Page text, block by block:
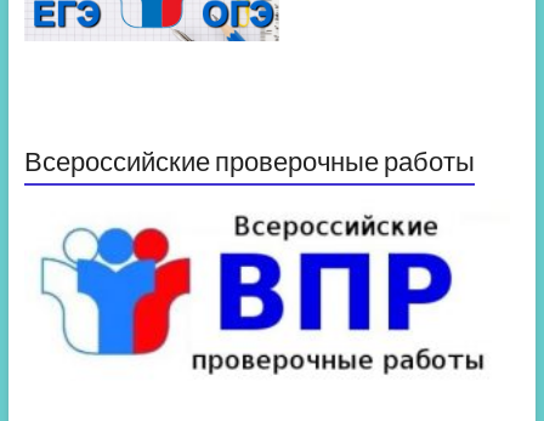
Всероссийские проверочные работы